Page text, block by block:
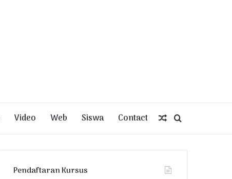
Video Web Siswa Contact
for
Random
Article
Pendaftaran Kursus